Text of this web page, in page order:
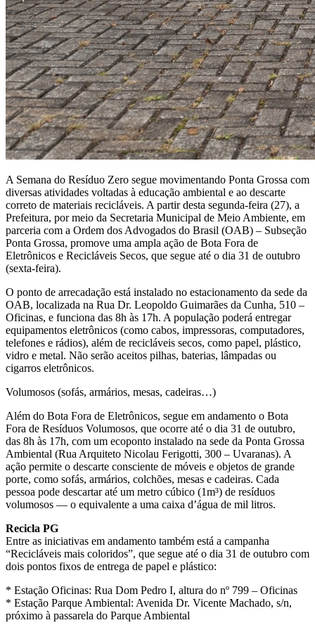
A Semana do Resíduo Zero segue movimentando Ponta Grossa com
diversas atividades voltadas à educação ambiental e ao descarte
correto de materiais recicláveis. A partir desta segunda-feira (27), a
Prefeitura, por meio da Secretaria Municipal de Meio Ambiente, em
parceria com a Ordem dos Advogados do Brasil (OAB) – Subseção
Ponta Grossa, promove uma ampla ação de Bota Fora de
Eletrônicos e Recicláveis Secos, que segue até o dia 31 de outubro
(sexta-feira).
O ponto de arrecadação está instalado no estacionamento da sede da
OAB, localizada na Rua Dr. Leopoldo Guimarães da Cunha, 510 –
Oficinas, e funciona das 8h às 17h. A população poderá entregar
equipamentos eletrônicos (como cabos, impressoras, computadores,
telefones e rádios), além de recicláveis secos, como papel, plástico,
vidro e metal. Não serão aceitos pilhas, baterias, lâmpadas ou
cigarros eletrônicos.
Volumosos (sofás, armários, mesas, cadeiras…)
Além do Bota Fora de Eletrônicos, segue em andamento o Bota
Fora de Resíduos Volumosos, que ocorre até o dia 31 de outubro,
das 8h às 17h, com um ecoponto instalado na sede da Ponta Grossa
Ambiental (Rua Arquiteto Nicolau Ferigotti, 300 – Uvaranas). A
ação permite o descarte consciente de móveis e objetos de grande
porte, como sofás, armários, colchões, mesas e cadeiras. Cada
pessoa pode descartar até um metro cúbico (1m³) de resíduos
volumosos — o equivalente a uma caixa d’água de mil litros.
Recicla PG
Entre as iniciativas em andamento também está a campanha
“Recicláveis mais coloridos”, que segue até o dia 31 de outubro com
dois pontos fixos de entrega de papel e plástico:
* Estação Oficinas: Rua Dom Pedro I, altura do nº 799 – Oficinas
* Estação Parque Ambiental: Avenida Dr. Vicente Machado, s/n,
próximo à passarela do Parque Ambiental